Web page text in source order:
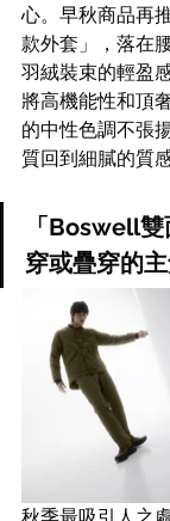
心。早秋商品再
款外套」，落在
羽絨裝束的輕盈
將高機能性和頂
的中性色調不張
質回到細膩的質
「Boswell
穿或疊穿的